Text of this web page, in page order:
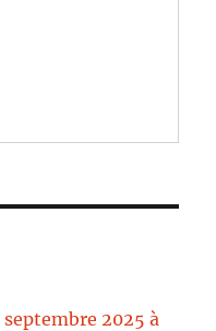
septembre 2025 à